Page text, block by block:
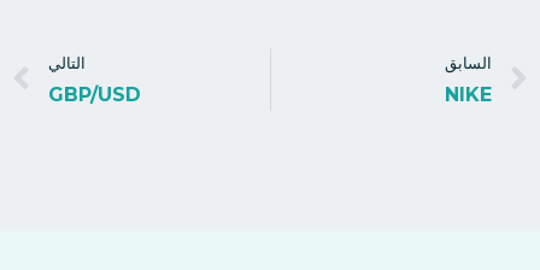
السابق
NIKE
التالي
GBP/USD